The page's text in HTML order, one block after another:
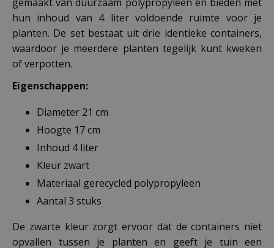
hun inhoud van 4 liter voldoende ruimte voor je
planten. De set bestaat uit drie identieke containers,
waardoor je meerdere planten tegelijk kunt kweken
of verpotten.
Eigenschappen:
Diameter 21 cm
Hoogte 17 cm
Inhoud 4 liter
Kleur zwart
Materiaal gerecycled polypropyleen
Aantal 3 stuks
De zwarte kleur zorgt ervoor dat de containers niet
opvallen tussen je planten en geeft je tuin een